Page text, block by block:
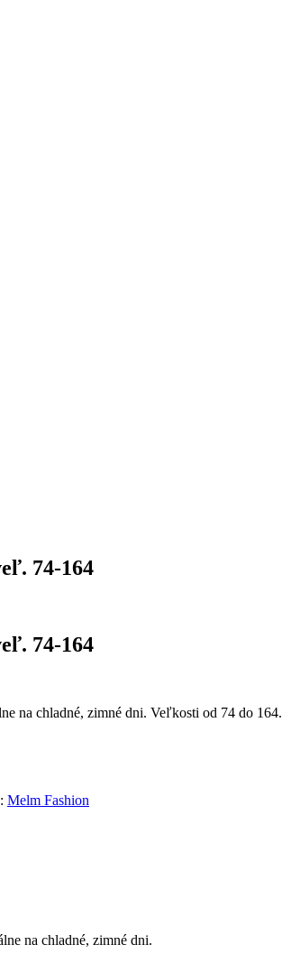
74-164
74-164
na chladné, zimné dni. Veľkosti od 74 do 164.
Melm Fashion
na chladné, zimné dni.